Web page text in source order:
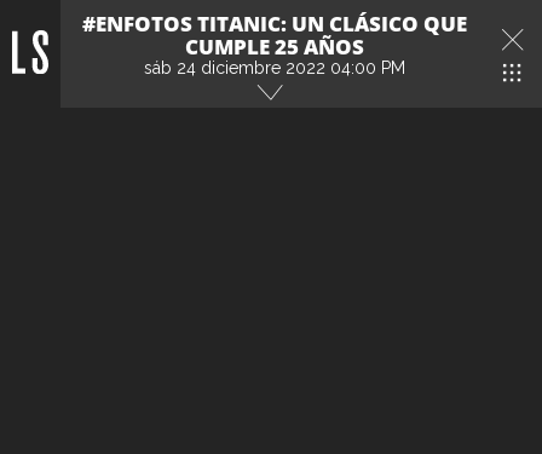
#ENFOTOS TITANIC: UN CLÁSICO QUE
CUMPLE 25 AÑOS
sáb 24 diciembre 2022 04:00 PM